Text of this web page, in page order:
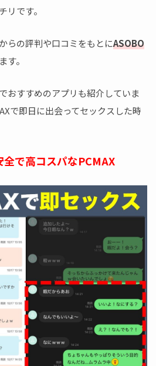
リです。
らの評判や口コミをもとにASOBO
す。
おすすめのアプリも紹介していま
で即日に出会ってセックスした時
で高コスパなPCMAX